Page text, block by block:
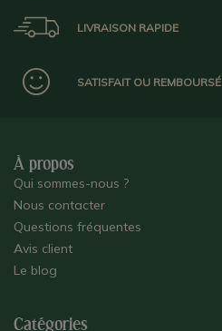
LIVRAISON RAPIDE
SATISFAIT OU REMBOURSÉ
À propos
Qui sommes-nous ?
Nous contacter
Questions fréquentes
Avis client
Le blog
Catégories